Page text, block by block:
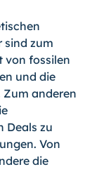
sind zum
von fossilen
und die
anderen
Deals zu
Von
die